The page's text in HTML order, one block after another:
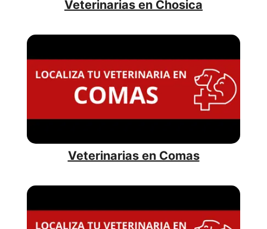
Veterinarias en Chosica
Veterinarias en Comas